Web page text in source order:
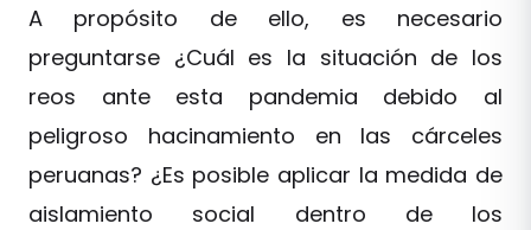
A propósito de ello, es necesario
preguntarse ¿Cuál es la situación de los
reos ante esta pandemia debido al
peligroso hacinamiento en las cárceles
peruanas? ¿Es posible aplicar la medida de
aislamiento social dentro de los